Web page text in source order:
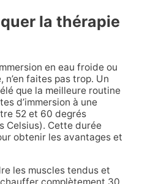
la thérapie
en eau froide ou
faites pas trop. Un
que la meilleure routine
d’immersion à une
52 et 60 degrés
Celsius). Cette durée
obtenir les avantages et
les muscles tendus et